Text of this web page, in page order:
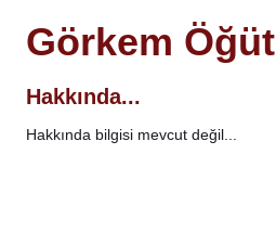
Görkem Öğüt
Hakkında...
Hakkında bilgisi mevcut değil...